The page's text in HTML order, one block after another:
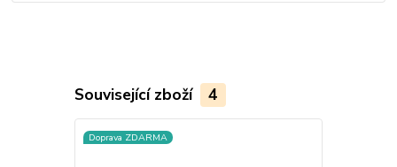
Související zboží 4
Doprava ZDARMA